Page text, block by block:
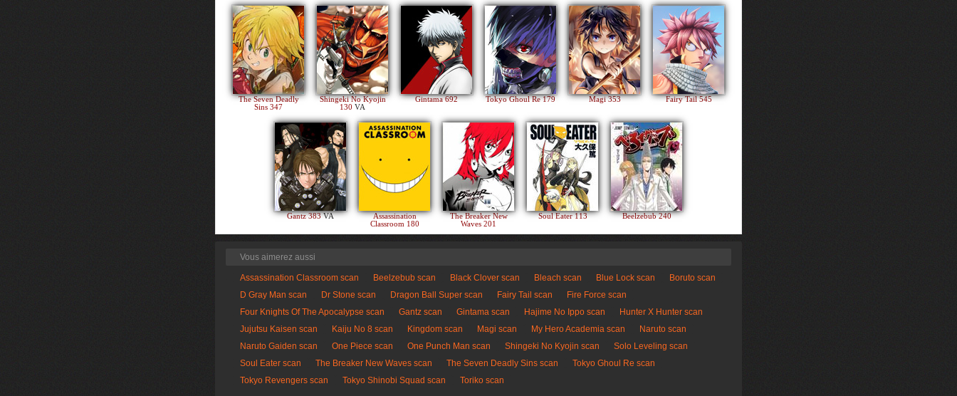
The Seven Deadly
Sins 347
Shingeki No Kyojin
130 VA
Gintama 692 Tokyo Ghoul Re 179 Magi 353 Fairy Tail 545
Gantz 383VA
Assassination
Classroom 180
The Breaker New
Waves 201
Soul Eater 113 Beelzebub 240
Vous aimerez aussi
Assassination Classroom scan Beelzebub scan Black Clover scan Bleach scan Blue Lock scan
Boruto scan
D Gray Man scan
Dr Stone scan Dragon Ball Super scan Fairy Tail scan
Fire Force scan
Four Knights Of The Apocalypse scan
Gantz scan Gintama scan Hajime No Ippo scan
Hunter X Hunter scan
Jujutsu Kaisen scan
Kaiju No 8 scan Kingdom scan Magi scan My Hero Academia scan
Naruto scan
Naruto Gaiden scan
One Piece scan One Punch Man scan Shingeki No Kyojin scan
Solo Leveling scan
Soul Eater scan
The Breaker New Waves scan The Seven Deadly Sins scan
Tokyo Ghoul Re scan
Tokyo Revengers scan
Tokyo Shinobi Squad scan Toriko scan